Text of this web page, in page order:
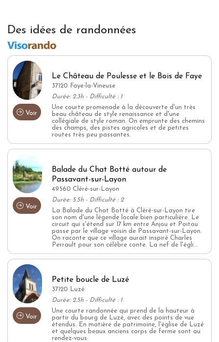
Des idées de randonnées
Voir
Le Château de Poulesse et le Bois de Faye
37120 Faye-la-Vineuse
Durée: 2.3h - Difficulté : 1
Une courte promenade à la découverte d'un très
beau château de style renaissance et d'une
collégiale de style roman. On emprunte des chemins
des champs, des pistes agricoles et de petites
routes très peu passantes.
Voir
Balade du Chat Botté autour de
Passavant-sur-Layon
49560 Cléré-sur-Layon
Durée: 5.5h - Difficulté : 2
La Balade du Chat Botté à Cléré-sur-Layon tire
son nom d'une légende locale bien particulière. Le
circuit qui s'étend sur 17 km entre Anjou et Poitou
passe par le village voisin de Passavant-sur-Layon.
On raconte que ce village aurait inspiré Charles
Perrault pour son célèbre conte. La nef de l'égli...
Voir
Petite boucle de Luzé
37120 Luzé
Durée: 2.5h - Difficulté : 1
Une courte randonnée qui prend de la hauteur à
partir du bourg de Luzé, avec des points de vue
étendus. En matière de patrimoine, l'église de Luzé
et quelques beaux anciens corps de ferme sont au
rendez-vous.